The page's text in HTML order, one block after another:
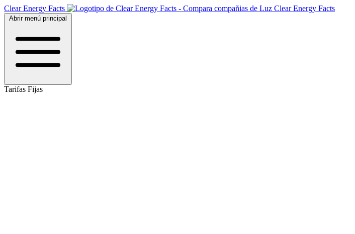
Clear Energy Facts Clear Energy Facts
Abrir menú principal
Tarifas Fijas